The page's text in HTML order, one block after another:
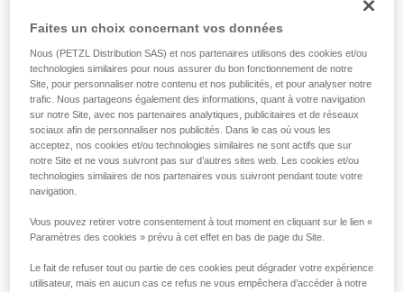
2 - Ajustement des sangles de bretelles :
Faites un choix concernant vos données
Nous (PETZL Distribution SAS) et nos partenaires utilisons des cookies et/ou
technologies similaires pour nous assurer du bon fonctionnement de notre
Site, pour personnaliser notre contenu et nos publicités, et pour analyser notre
trafic. Nous partageons également des informations, quant à votre navigation
sur notre Site, avec nos partenaires analytiques, publicitaires et de réseaux
sociaux afin de personnaliser nos publicités. Dans le cas où vous les
acceptez, nos cookies et/ou technologies similaires ne sont actifs que sur
notre Site et ne vous suivront pas sur d’autres sites web. Les cookies et/ou
technologies similaires de nos partenaires vous suivront pendant toute votre
navigation.
Vous pouvez retirer votre consentement à tout moment en cliquant sur le lien «
Paramètres des cookies » prévu à cet effet en bas de page du Site.
Le fait de refuser tout ou partie de ces cookies peut dégrader votre expérience
utilisateur, mais en aucun cas ce refus ne vous empêchera d’accéder à notre